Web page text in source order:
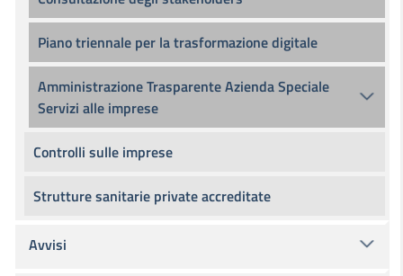
Piano triennale per la trasformazione digitale
Amministrazione Trasparente Azienda Speciale
Servizi alle imprese
Controlli sulle imprese
Strutture sanitarie private accreditate
Avvisi